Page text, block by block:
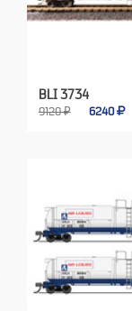
BLI 3734
9120 ₽ 6240